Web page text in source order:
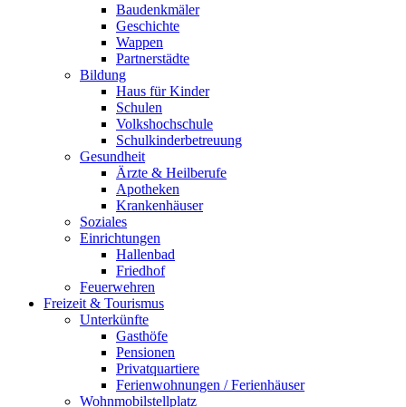
Baudenkmäler
Geschichte
Wappen
Partnerstädte
Bildung
Haus für Kinder
Schulen
Volkshochschule
Schulkinderbetreuung
Gesundheit
Ärzte & Heilberufe
Apotheken
Krankenhäuser
Soziales
Einrichtungen
Hallenbad
Friedhof
Feuerwehren
Freizeit & Tourismus
Unterkünfte
Gasthöfe
Pensionen
Privatquartiere
Ferienwohnungen / Ferienhäuser
Wohnmobilstellplatz